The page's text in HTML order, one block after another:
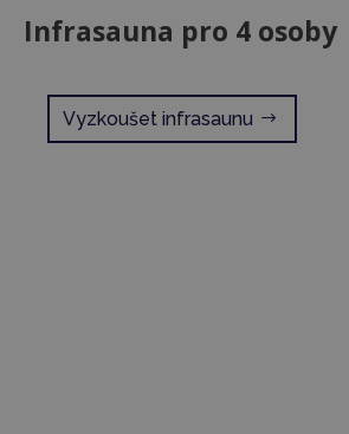
Infrasauna pro 4 osoby
Vyzkoušet infrasaunu